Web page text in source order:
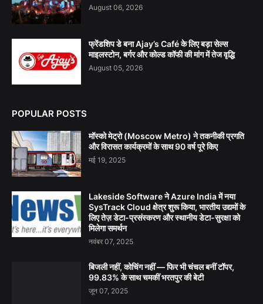
August 06, 2026
फ्रेंडशिप डे बना Ajay’s Café के लिए बड़ा सेल्स
माइलस्टोन, बर्गर और कोल्ड कॉफी की मांग में तेज वृद्धि
August 05, 2026
POPULAR POSTS
मॉस्को मेट्रो (Moscow Metro) ने तकनीकी प्रगति
और विरासत कार्यक्रमों के साथ 90 वर्ष पूरे किए
मई 19, 2025
Lakeside Software ने Azure India में नया
SysTrack Cloud क्षेत्र शुरू किया, भारतीय उद्यमों के
लिए तेज़ डेटा-प्रसंस्करण और स्थानीय डेटा-सुरक्षा को
मिलेगा समर्थन
नवंबर 07, 2025
बिजली नहीं, कोचिंग नहीं — फिर भी चंचल बनीं टॉपर,
99.83% के साथ चमकीं भरतपुर की बेटी
जून 07, 2025